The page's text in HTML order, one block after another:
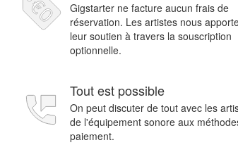
Gigstarter ne facture aucun frais de
réservation. Les artistes nous
leur soutien à travers la souscription
optionnelle.
Tout est possible
On peut discuter de tout avec les
de l'équipement sonore aux
paiement.